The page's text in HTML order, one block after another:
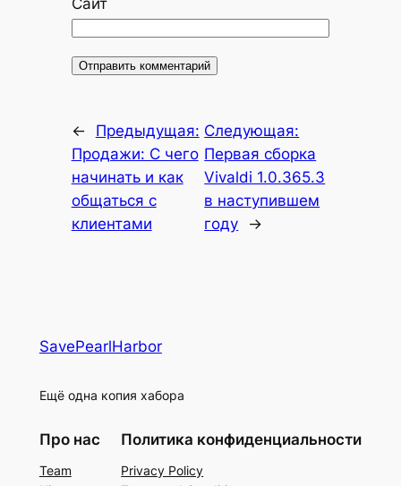
←
Предыдущая:
Продажи: С чего
начинать и как
общаться с
клиентами
Следующая:
Первая сборка
Vivaldi 1.0.365.3
в наступившем
году
→
SavePearlHarbor
Ещё одна копия хабора
Про нас
Team
Политика конфиденциальности
Privacy Policy